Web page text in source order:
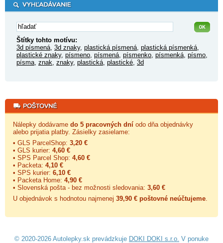
Štítky tohto motívu:
3d písmená, 3d znaky, plastická písmená, plastická písmenká,
plastické znaky, písmeno, písmená, písmenko, písmenká, písmo,
písma, znak, znaky, plastická, plastické, 3d
Nálepky dodávame do 5 pracovných dní odo dňa objednávky
alebo prijatia platby. Zásielky zasielame:
• GLS ParcelShop: 3,20 €
• GLS kurier: 4,60 €
• SPS Parcel Shop: 4,60 €
• Packeta: 4,10 €
• SPS kurier: 6,10 €
• Packeta Home: 4,90 €
• Slovenská pošta - bez možnosti sledovania: 3,60 €
U objednávok s hodnotou najmenej 39,90 € poštovné neúčtujeme.
© 2020-2026 Autolepky.sk prevádzkuje DOKI DOKI s.r.o. V ponuke